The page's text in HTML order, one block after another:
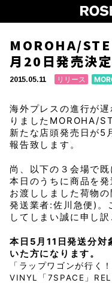
MOROHA/
月20日発売決
2015.05.11 リリース
海外プレスの進行が
りましたMOROHA/
新たな店頭発売日が5
報告致します。
尚、以下の３会場で
本日のうちに商品を
お渡ししました荷物
発送業者:佐川急便)。
してしまい誠に申し
本日5月11日発送分対
いた方になります。
「ラップワゴンが行く
VINYL「7SPACE」